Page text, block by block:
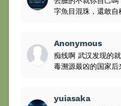
字魚目混珠，還敢自
Anonymous
痴线啊 武汉发现的
毒溯源最凶的国家
yuiasaka